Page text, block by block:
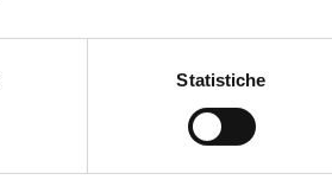
Statistiche